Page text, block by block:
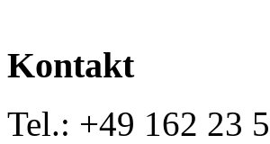
Kontakt
Tel.: +49 162 23